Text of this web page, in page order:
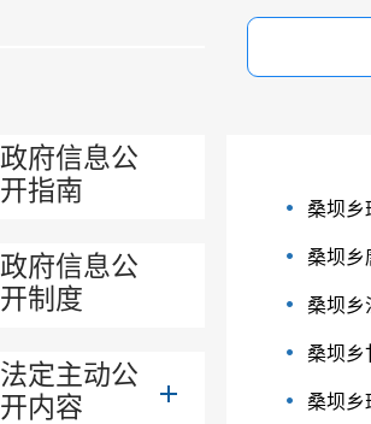
政府信息公
开指南
政府信息公
开制度
法定主动公
开内容
桑坝乡
桑坝乡
桑坝乡
桑坝乡
桑坝乡